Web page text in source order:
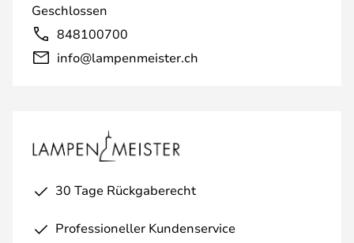
Geschlossen
848100700
info@lampenmeister.ch
30 Tage Rückgaberecht
Professioneller Kundenservice